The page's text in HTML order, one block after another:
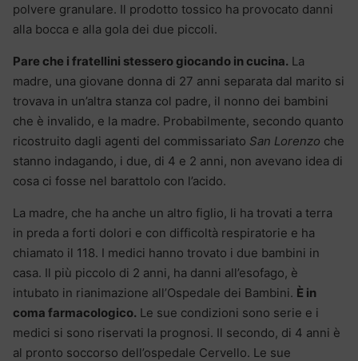
polvere granulare. Il prodotto tossico ha provocato danni
alla bocca e alla gola dei due piccoli.
Pare che i fratellini stessero giocando in cucina. La
madre, una giovane donna di 27 anni separata dal marito si
trovava in un’altra stanza col padre, il nonno dei bambini
che è invalido, e la madre. Probabilmente, secondo quanto
ricostruito dagli agenti del commissariato San Lorenzo che
stanno indagando, i due, di 4 e 2 anni, non avevano idea di
cosa ci fosse nel barattolo con l’acido.
La madre, che ha anche un altro figlio, li ha trovati a terra
in preda a forti dolori e con difficoltà respiratorie e ha
chiamato il 118. I medici hanno trovato i due bambini in
casa. Il più piccolo di 2 anni, ha danni all’esofago, è
intubato in rianimazione all’Ospedale dei Bambini. È in
coma farmacologico. Le sue condizioni sono serie e i
medici si sono riservati la prognosi. Il secondo, di 4 anni è
al pronto soccorso dell’ospedale Cervello. Le sue